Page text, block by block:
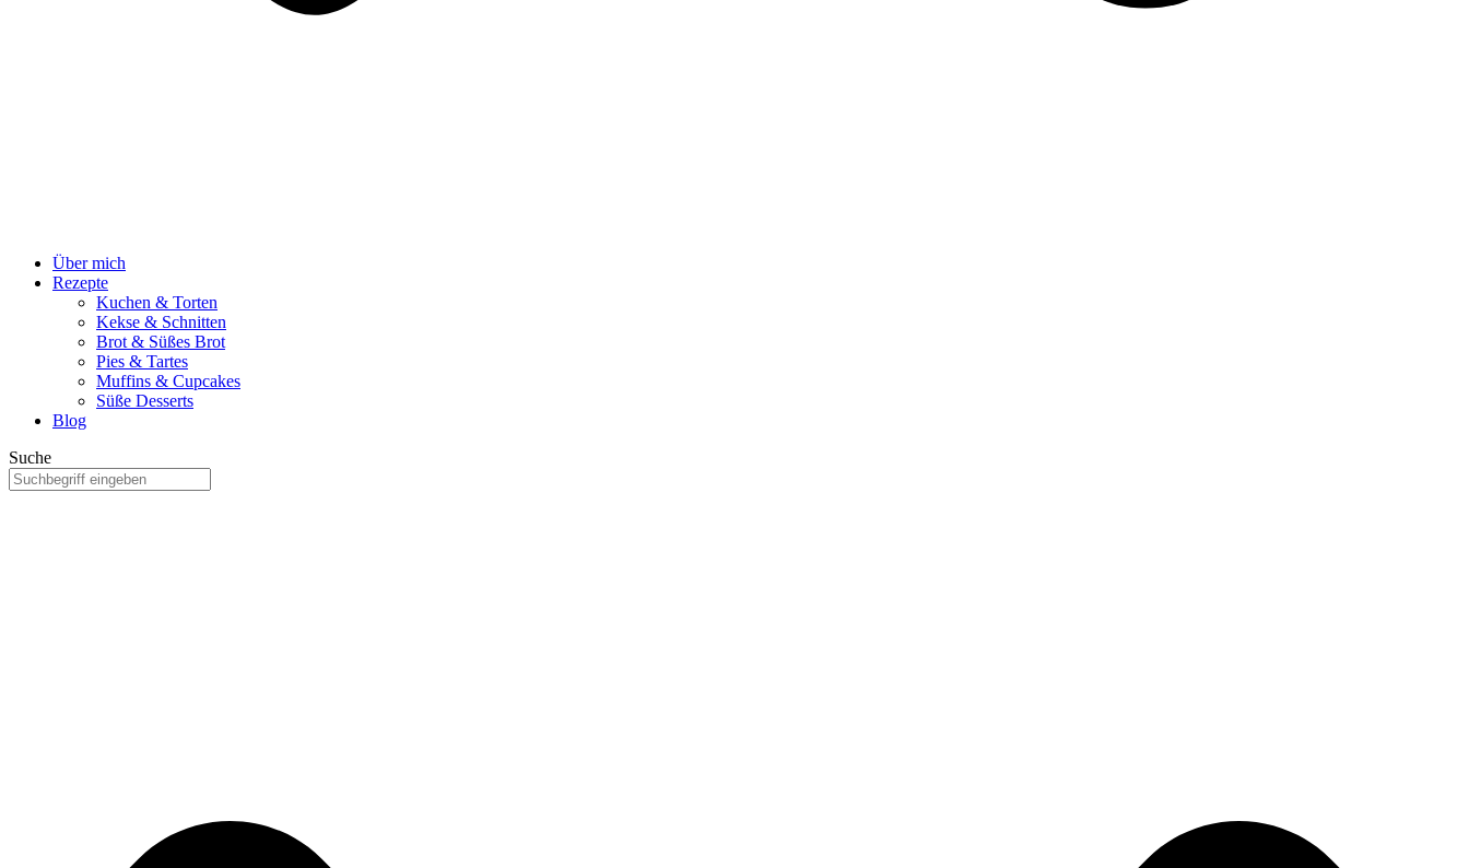
Über mich
Rezepte
Kuchen & Torten
Kekse & Schnitten
Brot & Süßes Brot
Pies & Tartes
Muffins & Cupcakes
Süße Desserts
Blog
Suche